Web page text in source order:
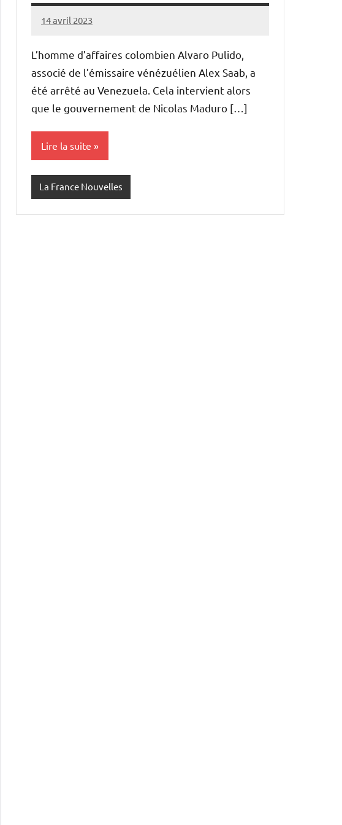
14 avril 2023
Admins
L’homme d’affaires colombien Alvaro Pulido,
associé de l’émissaire vénézuélien Alex Saab, a
été arrêté au Venezuela. Cela intervient alors
que le gouvernement de Nicolas Maduro […]
Lire la suite
La France Nouvelles